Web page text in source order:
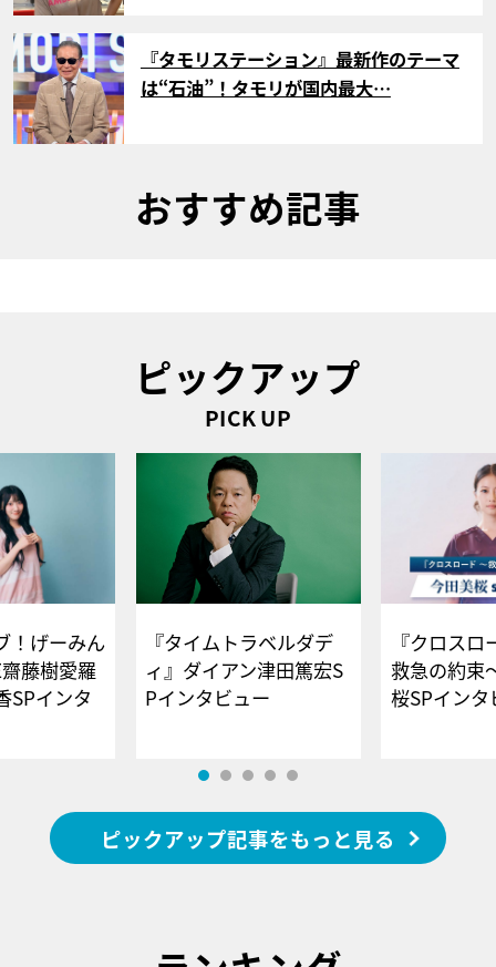
サムネイル
『タモリステーション』最新作のテーマ
は“石油”！タモリが国内最大…
おすすめ記事
ピックアップ
PICK UP
！げーみん
藤樹愛羅
SPインタ
『タイムトラベルダデ
ィ』ダイアン津田篤宏S
Pインタビュー
『クロス
救急の約束
桜SPイ
ピックアップ記事をもっと見る